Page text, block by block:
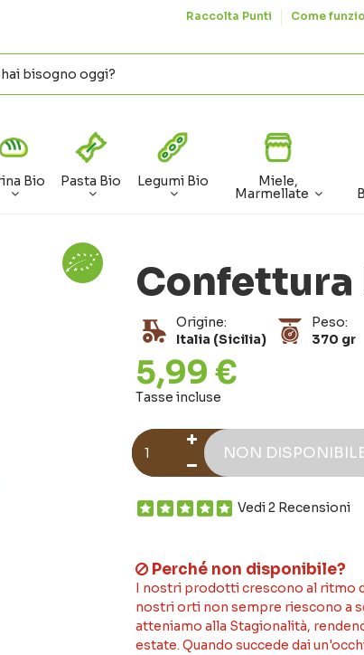
Raccolta Punti Come
Bio Pasta Bio Legumi Bio Miele,
Marmellate
Confettura
Origine:
Italia (Sicilia)
Peso:
370 gr
5,99 €
Tasse incluse
NON
Vedi 2 Recensioni
Perché non disponibile?
I nostri prodotti crescono al ritmo
nostri orti non sempre riescono a
atteniamo alla Stagionalità,
estate. Quando succede dai